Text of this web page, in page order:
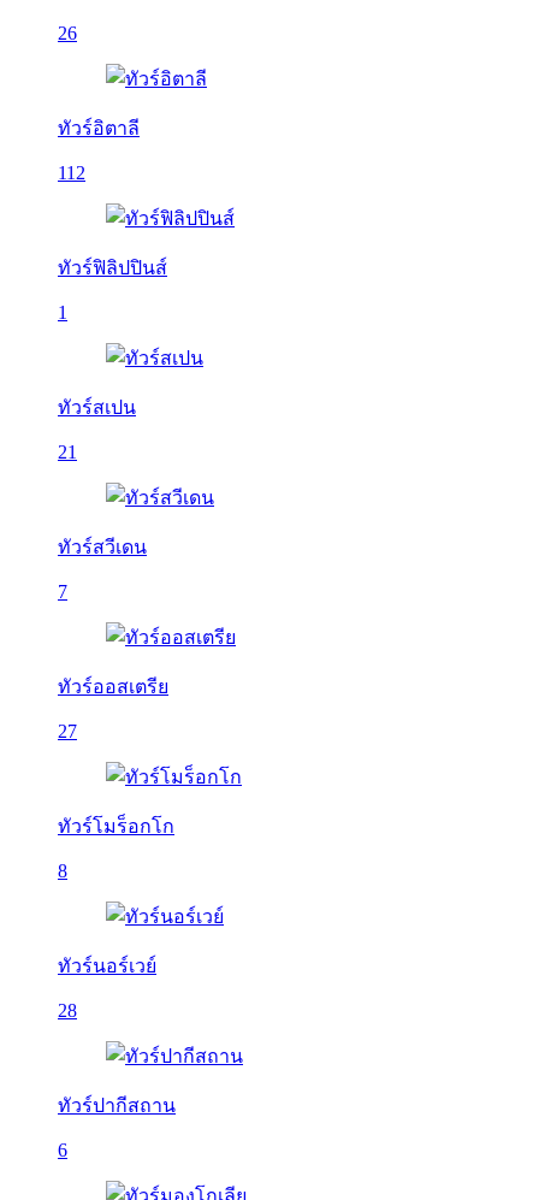
26
ทัวร์อิตาลี
112
ทัวร์ฟิลิปปินส์
1
ทัวร์สเปน
21
ทัวร์สวีเดน
7
ทัวร์ออสเตรีย
27
ทัวร์โมร็อกโก
8
ทัวร์นอร์เวย์
28
ทัวร์ปากีสถาน
6